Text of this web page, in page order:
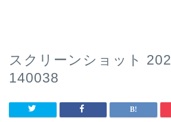
スクリーンショット
140038